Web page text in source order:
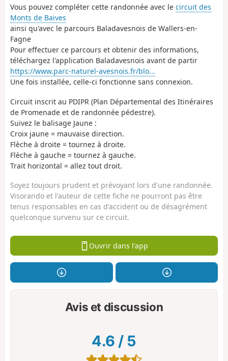
Vous pouvez compléter cette randonnée avec le circuit des
Monts de Baives
ainsi qu'avec le parcours Baladavesnois de Wallers-en-
Fagne
Pour effectuer ce parcours et obtenir des informations,
téléchargez l'application Baladavesnois avant de partir
https://www.parc-naturel-avesnois.fr/blo...
Une fois installée, celle-ci fonctionne sans connexion.
Circuit inscrit au PDIPR (Plan Départemental des Itinéraires
de Promenade et de randonnée pédestre).
Suivez le balisage Jaune :
Croix jaune = mauvaise direction.
Flèche à droite = tournez à droite.
Flèche à gauche = tournez à gauche.
Trait horizontal = allez tout droit.
Soyez toujours prudent et prévoyant lors d'une randonnée.
Visorando et l'auteur de cette fiche ne pourront pas être
tenus responsables en cas d'accident ou de désagrément
quelconque survenu sur ce circuit.
Ouvrir dans l'app
Avis et discussion
4.6 / 5